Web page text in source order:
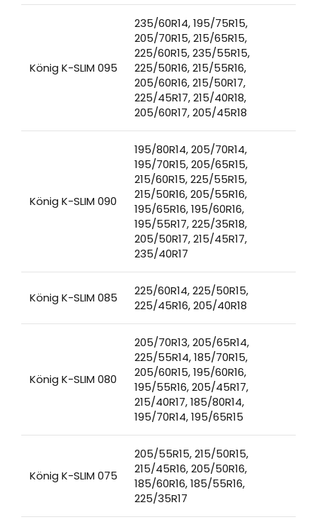
König K-SLIM 095
235/60R14, 195/75R15,
205/70R15, 215/65R15,
225/60R15, 235/55R15,
225/50R16, 215/55R16,
205/60R16, 215/50R17,
225/45R17, 215/40R18,
205/60R17, 205/45R18
König K-SLIM 090
195/80R14, 205/70R14,
195/70R15, 205/65R15,
215/60R15, 225/55R15,
215/50R16, 205/55R16,
195/65R16, 195/60R16,
195/55R17, 225/35R18,
205/50R17, 215/45R17,
235/40R17
König K-SLIM 085
225/60R14, 225/50R15,
225/45R16, 205/40R18
König K-SLIM 080
205/70R13, 205/65R14,
225/55R14, 185/70R15,
205/60R15, 195/60R16,
195/55R16, 205/45R17,
215/40R17, 185/80R14,
195/70R14, 195/65R15
König K-SLIM 075
205/55R15, 215/50R15,
215/45R16, 205/50R16,
185/60R16, 185/55R16,
225/35R17